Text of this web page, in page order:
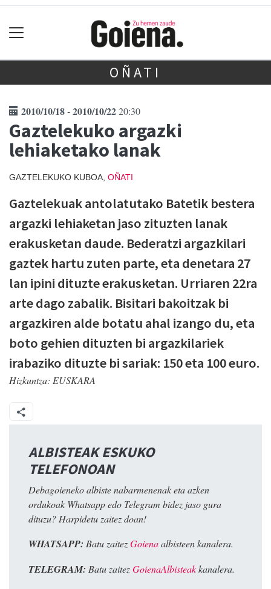
OÑATI
2010/10/18 - 2010/10/2220:30
Gaztelekuko argazki
lehiaketako lanak
GAZTELEKUKO KUBOA, OÑATI
Gaztelekuak antolatutako Batetik bestera
argazki lehiaketan jaso zituzten lanak
erakusketan daude. Bederatzi argazkilari
gaztek hartu zuten parte, eta denetara 27
lan ipini dituzte erakusketan. Urriaren 22ra
arte dago zabalik. Bisitari bakoitzak bi
argazkiren alde botatu ahal izango du, eta
boto gehien dituzten bi argazkilariek
irabaziko dituzte bi sariak: 150 eta 100 euro.
Hizkuntza: EUSKARA
ALBISTEAK ESKUKO
TELEFONOAN
Debagoieneko albiste nabarmenenak eta azken
ordukoak Whatsapp edo Telegram bidez jaso gura
dituzu? Harpidetu zaitez doan!
WHATSAPP: Batu zaitezGoienaalbisteen kanalera.
TELEGRAM: Batu zaitezGoienaAlbisteakkanalera.